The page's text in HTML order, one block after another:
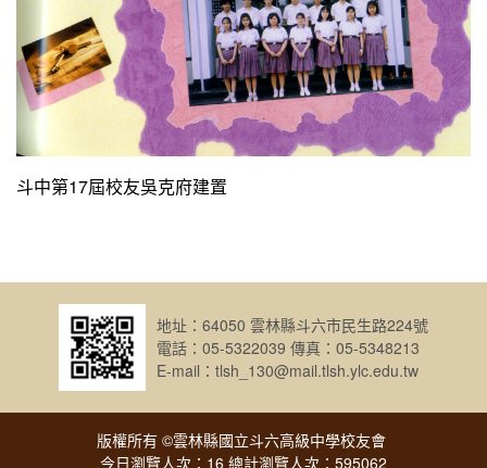
斗中第17屆校友吳克府建置
地址：64050 雲林縣斗六市民生路224號
電話：05-5322039 傳真：05-5348213
E-mail：tlsh_130@mail.tlsh.ylc.edu.tw
版權所有 ©雲林縣國立斗六高級中學校友會
今日瀏覽人次：16 總計瀏覽人次：595062